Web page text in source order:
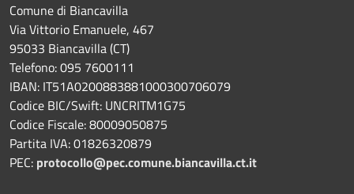
Comune di Biancavilla
Via Vittorio Emanuele, 467
95033 Biancavilla (CT)
Telefono: 095 7600111
IBAN: IT51A0200883881000300706079
Codice BIC/Swift: UNCRITM1G75
Codice Fiscale: 80009050875
Partita IVA: 01826320879
PEC: protocollo@pec.comune.biancavilla.ct.it